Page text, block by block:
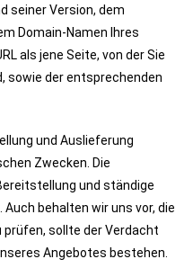
seiner Version, dem
Domain-Namen Ihres
als jene Seite, von der Sie
sowie der entsprechenden
und Auslieferung
Zwecken. Die
und ständige
behalten wir uns vor, die
sollte der Verdacht
Angebotes bestehen.